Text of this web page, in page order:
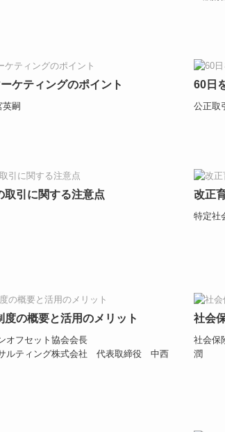
ケティングのポイント
嗣
60日
公正取
取引に関する注意点 改正
特定社
度の概要と活用のメリット
オフセット協会会長
ルティング株式会社 代表取締役 中西
社会
社会保
潤